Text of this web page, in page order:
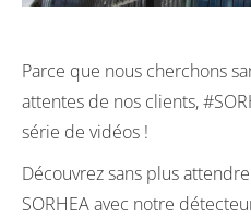
Parce que nous cherchons
attentes de nos clients,
série de vidéos !
Découvrez sans plus
SORHEA avec notre